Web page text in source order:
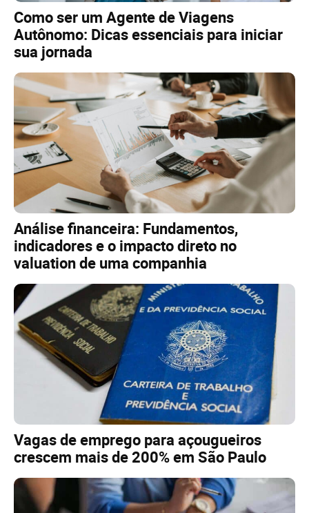
Como ser um Agente de Viagens
Autônomo: Dicas essenciais para iniciar
sua jornada
Análise financeira: Fundamentos,
indicadores e o impacto direto no
valuation de uma companhia
Vagas de emprego para açougueiros
crescem mais de 200% em São Paulo